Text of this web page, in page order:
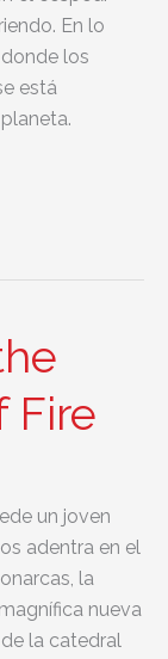
En lo
los
está
Fire
un joven
adentra en el
la
nueva
la catedral